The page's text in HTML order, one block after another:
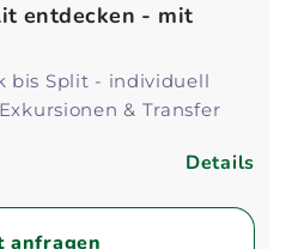
entdecken - mit
bis Split - individuell
& Transfer
Details
anfragen